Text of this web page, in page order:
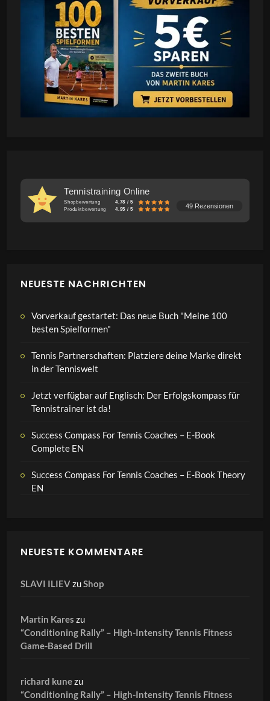
Tennistraining Online
Shopbewertung
4.78 / 5
Produktbewertung
4.95 / 5 49 Rezensionen
NEUESTE NACHRICHTEN
Vorverkauf gestartet: Das neue Buch "Meine 100
besten Spielformen"
Tennis Partnerschaften: Platziere deine Marke direkt
in der Tenniswelt
Jetzt verfügbar auf Englisch: Der Erfolgskompass für
Tennistrainer ist da!
Success Compass For Tennis Coaches – E-Book
Complete EN
Success Compass For Tennis Coaches – E-Book Theory
EN
NEUESTE KOMMENTARE
SLAVI ILIEVzuShop
Martin Kares zu
“Conditioning Rally” – High-Intensity Tennis Fitness
Game-Based Drill
richard kunezu
“Conditioning Rally” – High-Intensity Tennis Fitness